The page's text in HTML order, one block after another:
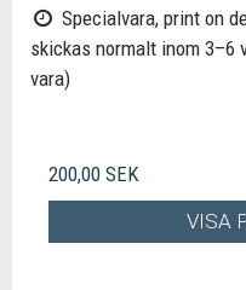
Specialvara, print on
skickas normalt inom 3–6
vara)
200,00 SEK
VISA